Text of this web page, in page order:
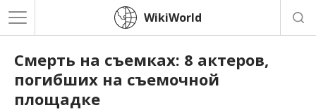
WikiWorld
Смерть на съемках: 8 актеров,
погибших на съемочной
площадке